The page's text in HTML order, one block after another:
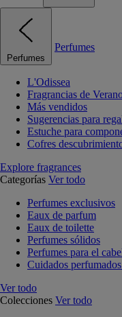
Perfumes
Perfumes
L'Odissea
Fragrancias de
Más vendidos
Sugerencias para
Estuche para
Cofres
Explore fragrances
Categorías Ver todo
Perfumes exclusivos
Eaux de parfum
Eaux de toilette
Perfumes sólidos
Perfumes para el
Cuidados
Ver todo
Colecciones Ver todo